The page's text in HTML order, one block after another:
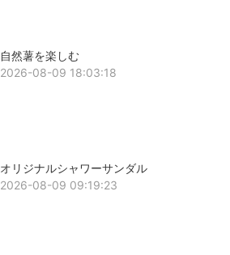
自然薯を楽しむ
2026-08-09 18:03:18
オリジナルシャワーサンダル
2026-08-09 09:19:23